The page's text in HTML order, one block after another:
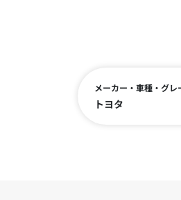
メーカー・車種・グレ
トヨタ